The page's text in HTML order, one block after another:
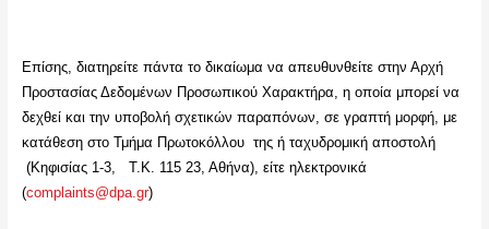
Επίσης, διατηρείτε πάντα το δικαίωμα να απευθυνθείτε στην Αρχή
Προστασίας Δεδομένων Προσωπικού Χαρακτήρα, η οποία μπορεί να
δεχθεί και την υποβολή σχετικών παραπόνων, σε γραπτή μορφή, με
κατάθεση στο Τμήμα Πρωτοκόλλου της ή ταχυδρομική αποστολή
(Κηφισίας 1-3, Τ.Κ. 115 23, Αθήνα), είτε ηλεκτρονικά
(complaints@dpa.gr)